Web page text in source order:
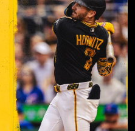
RF .290 / .368 /
Gon